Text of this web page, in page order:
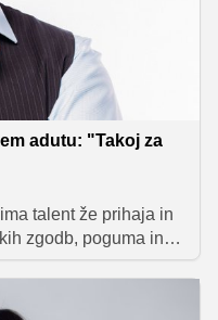
adutu: "Takoj za
talent že prihaja in
zgodb, poguma in
za dobre jedi, bo
vse skupaj. Ob tem